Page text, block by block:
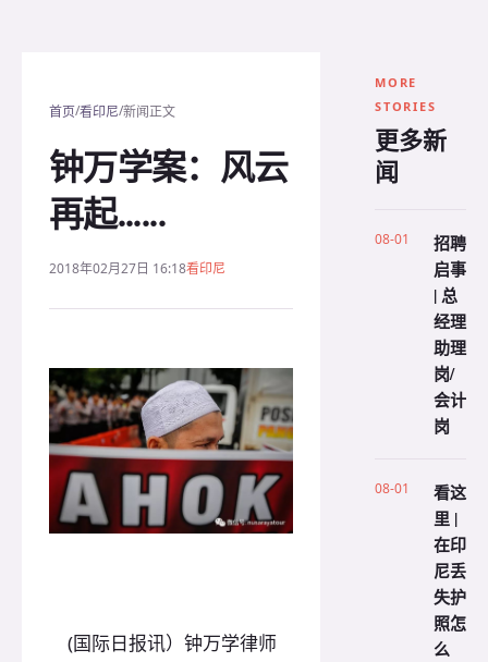
首页/看印尼/新闻正文
钟万学案：风云
再起......
2018年02月27日 16:18看印尼
(国际日报讯）钟万学律师
MORE
STORIES
更多新
闻
08-01
招聘
启事
| 总
经理
助理
岗/
会计
岗
08-01
看这
里 |
在印
尼丢
失护
照怎
么